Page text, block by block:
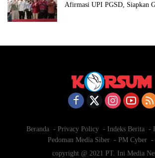
Afirmasi UPI PGSD, Siapkan
Beranda Privacy Policy Indeks Berita
Pedoman Media Siber
PM Cyber
copyright @ 2021 PT. Ini Media